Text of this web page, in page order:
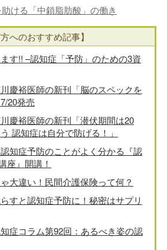
ける「中鎖脂肪酸」の働き
へのおすすめ記事】
す!! –認知症「予防」のための3資
慶裕医師の新刊「脳のスペックを
20発売
慶裕医師の新刊「潜伏期間は20
認知症は自分で防げる！」
知症予防のことがよく分かる『認
座』開講！
大違い！民間介護保険って何？
すと認知症予防に！秘密はサプリ
症コラム第92回：あるべき姿の認